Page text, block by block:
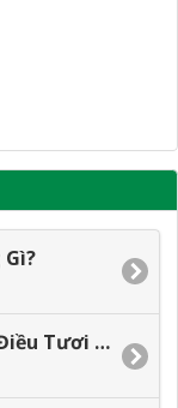
Chuyên Cung Cấp Hạt Điều Tươi Gía Tận Xưởng.